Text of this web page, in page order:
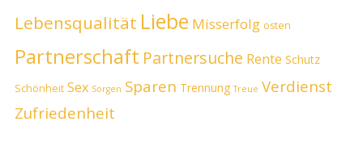
Lebensqualität Liebe Misserfolg osten
Partnerschaft Partnersuche Rente Schutz
Schönheit Sex Sorgen Sparen Trennung Treue Verdienst
Zufriedenheit